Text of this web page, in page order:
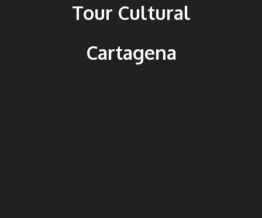
Tour Cultural
Cartagena